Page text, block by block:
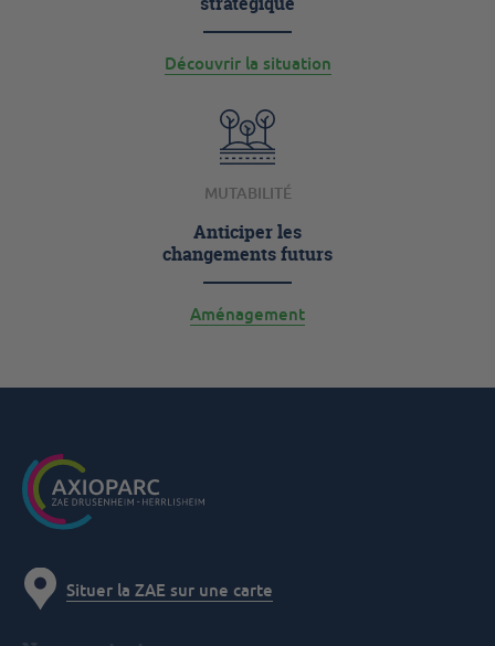
Découvrir la situation
MUTABILITÉ
Anticiper les
changements futurs
Aménagement
Situer la ZAE sur une carte